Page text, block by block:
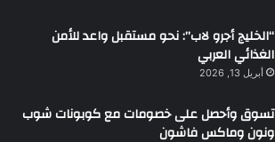
“الخليج أجرو لاب”: نحو مستقبل واعد للأمن
الغذائي العربي
أبريل 13, 2026
تسوق وأحصل على خصومات مع كوبونات شوب
ونون وماكس فاشون